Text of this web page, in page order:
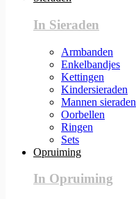
In Sieraden
Armbanden
Enkelbandjes
Kettingen
Kindersieraden
Mannen sieraden
Oorbellen
Ringen
Sets
Opruiming
In Opruiming